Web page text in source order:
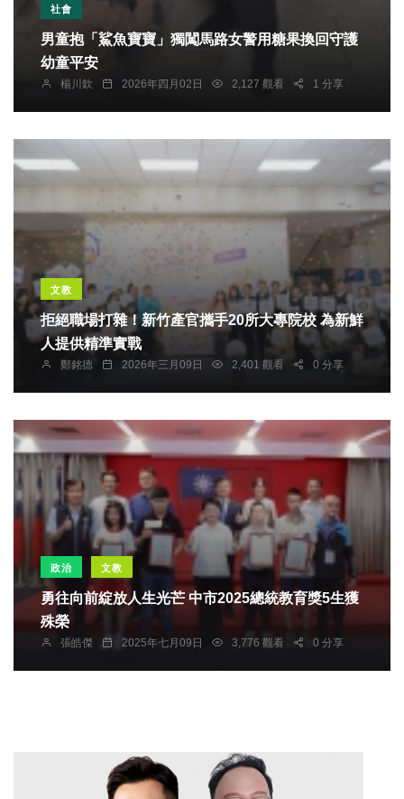
社會
男童抱「鯊魚寶寶」獨闖馬路女警用糖果換回守護
幼童平安
楊川欽 2026年四月02日 2,127 觀看 1 分享
文教
拒絕職場打雜！新竹產官攜手20所大專院校 為新鮮
人提供精準實戰
鄭銘德 2026年三月09日 2,401 觀看 0 分享
政治 文教
勇往向前綻放人生光芒 中市2025總統教育獎5生獲
殊榮
張皓傑 2025年七月09日 3,776 觀看 0 分享